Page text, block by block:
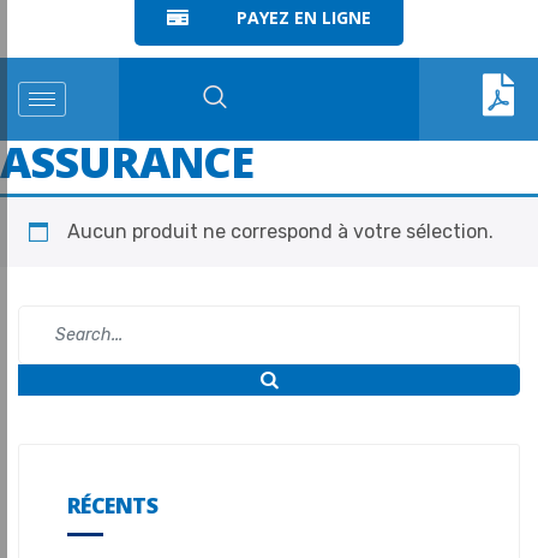
PAYEZ EN LIGNE
ASSURANCE
Aucun produit ne correspond à votre sélection.
RÉCENTS